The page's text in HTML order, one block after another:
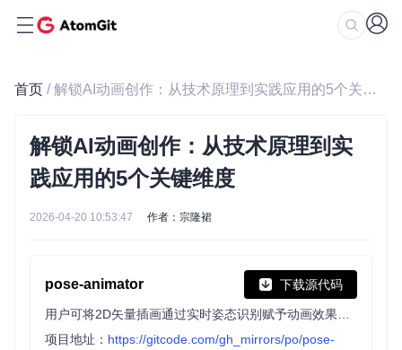
首页 / 解锁AI动画创作：从技术原理到实践应用的5个关键维度
解锁AI动画创作：从技术原理到实
践应用的5个关键维度
2026-04-20 10:53:47 作者：宗隆裙
pose-animator 下载源代码
项目地址： https://gitcode.com/gh_mirrors/po/pose-